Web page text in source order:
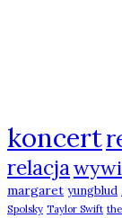
koncert
relacja
margaret yungblud
Spolsky Taylor Swift